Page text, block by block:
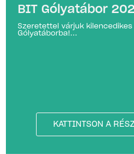
BIT Gólyatábor
Szeretettel várjuk
Gólyatáborba!...
KATTINTSON A